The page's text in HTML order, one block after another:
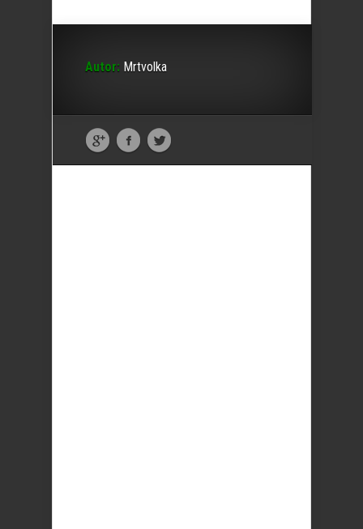
Autor: Mrtvolka